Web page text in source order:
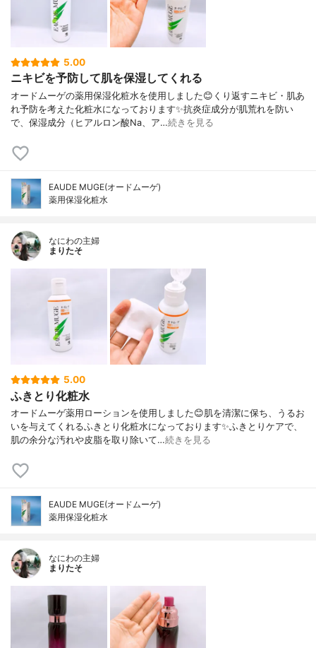
5.00
ニキビを予防して肌を保湿してくれる
オードムーゲの薬用保湿化粧水を使用しました😊くり返すニキビ・肌あ
れ予防を考えた化粧水になっております✨抗炎症成分が肌荒れを防い
で、保湿成分（ヒアルロン酸Na、ア…続きを見る
EAUDE MUGE(オードムーゲ)
薬用保湿化粧水
なにわの主婦
まりたそ
5.00
ふきとり化粧水
オードムーゲ薬用ローションを使用しました😊肌を清潔に保ち、うるお
いを与えてくれるふきとり化粧水になっております✨ふきとりケアで、
肌の余分な汚れや皮脂を取り除いて…続きを見る
EAUDE MUGE(オードムーゲ)
薬用保湿化粧水
なにわの主婦
まりたそ